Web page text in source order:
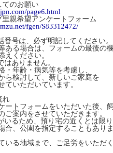
のお願い
page6.html
親希望アンケートフォーム
fgen/S83312472/
は、必ず明記してください。
る場合は、フォームの最後の
ださい。
ありません。
齢・病気等を考慮し、
討して、新しいご家庭を
ただいています。
れ
ートフォームをいただいた後、
ご案内をさせていただきます。
いるため、預り宅の近くとは限
合、公園を指定することもあり
いる地域まで、ご足労をいただ